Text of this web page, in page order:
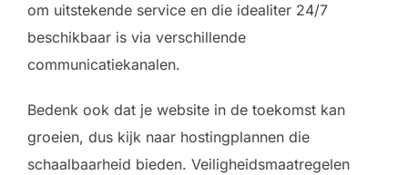
om uitstekende service en die idealiter 24/7
beschikbaar is via verschillende
communicatiekanalen.
Bedenk ook dat je website in de toekomst kan
groeien, dus kijk naar hostingplannen die
schaalbaarheid bieden. Veiligheidsmaatregelen